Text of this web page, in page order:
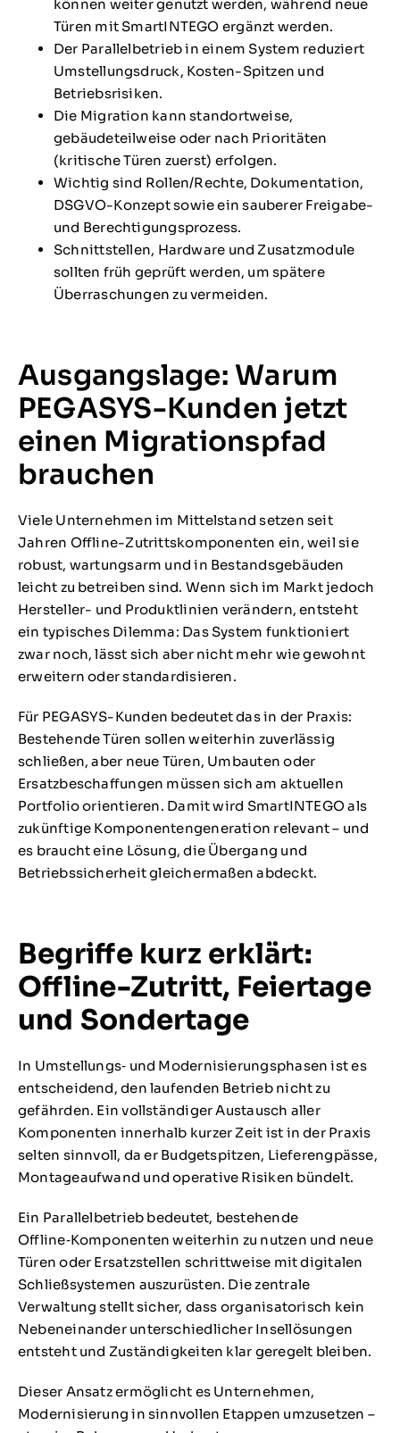
können weiter genutzt werden, während neue
Türen mit SmartINTEGO ergänzt werden.
Der Parallelbetrieb in einem System reduziert
Umstellungsdruck, Kosten-Spitzen und
Betriebsrisiken.
Die Migration kann standortweise,
gebäudeteilweise oder nach Prioritäten
(kritische Türen zuerst) erfolgen.
Wichtig sind Rollen/Rechte, Dokumentation,
DSGVO-Konzept sowie ein sauberer Freigabe-
und Berechtigungsprozess.
Schnittstellen, Hardware und Zusatzmodule
sollten früh geprüft werden, um spätere
Überraschungen zu vermeiden.
Ausgangslage: Warum
PEGASYS-Kunden jetzt
einen Migrationspfad
brauchen
Viele Unternehmen im Mittelstand setzen seit
Jahren Offline-Zutrittskomponenten ein, weil sie
robust, wartungsarm und in Bestandsgebäuden
leicht zu betreiben sind. Wenn sich im Markt jedoch
Hersteller- und Produktlinien verändern, entsteht
ein typisches Dilemma: Das System funktioniert
zwar noch, lässt sich aber nicht mehr wie gewohnt
erweitern oder standardisieren.
Für PEGASYS-Kunden bedeutet das in der Praxis:
Bestehende Türen sollen weiterhin zuverlässig
schließen, aber neue Türen, Umbauten oder
Ersatzbeschaffungen müssen sich am aktuellen
Portfolio orientieren. Damit wird SmartINTEGO als
zukünftige Komponentengeneration relevant – und
es braucht eine Lösung, die Übergang und
Betriebssicherheit gleichermaßen abdeckt.
Begriffe kurz erklärt:
Offline-Zutritt, Feiertage
und Sondertage
In Umstellungs‑ und Modernisierungsphasen ist es
entscheidend, den laufenden Betrieb nicht zu
gefährden. Ein vollständiger Austausch aller
Komponenten innerhalb kurzer Zeit ist in der Praxis
selten sinnvoll, da er Budgetspitzen, Lieferengpässe,
Montageaufwand und operative Risiken bündelt.
Ein Parallelbetrieb bedeutet, bestehende
Offline‑Komponenten weiterhin zu nutzen und neue
Türen oder Ersatzstellen schrittweise mit digitalen
Schließsystemen auszurüsten. Die zentrale
Verwaltung stellt sicher, dass organisatorisch kein
Nebeneinander unterschiedlicher Insellösungen
entsteht und Zuständigkeiten klar geregelt bleiben.
Dieser Ansatz ermöglicht es Unternehmen,
Modernisierung in sinnvollen Etappen umzusetzen –